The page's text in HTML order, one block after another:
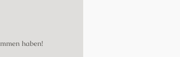
haben!